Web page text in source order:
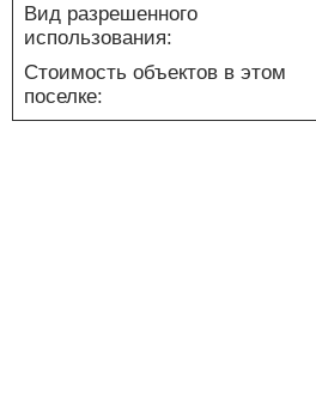
Вид разрешенного
использования:
Стоимость объектов в этом
поселке: